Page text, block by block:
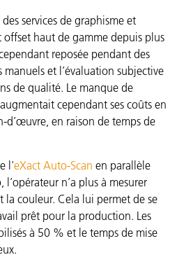
services de graphisme et
offset haut de gamme depuis plus
reposée pendant des
manuels et l’évaluation subjective
de qualité. Le manque de
cependant ses coûts en
d’œuvre, en raison de temps de
l'eXact Auto-Scan en parallèle
n’a plus à mesurer
la couleur. Cela lui permet de se
prêt pour la production. Les
à 50 % et le temps de mise